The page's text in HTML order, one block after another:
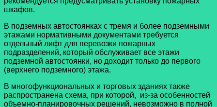
шкафов.
В подземных автостоянках с тремя и более подземными
этажами нормативными документами требуется
отдельный лифт для перевозки пожарных
подразделений, который обслуживает все этажи
подземной автостоянки, но доходит только до первого
(верхнего подземного) этажа.
В многофункциональных и торговых зданиях также
распространена схема, при которой, из-за особенностей
объемно-планировочных решений, невозможно в полной